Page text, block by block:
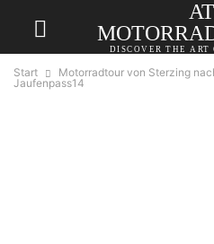
AT
DISCOVER THE ART
Start
Motorradtour von Sterzing
Jaufenpass14